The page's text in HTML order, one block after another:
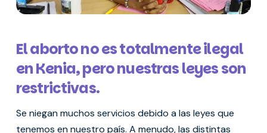
El aborto no es totalmente ilegal
en Kenia, pero nuestras leyes son
restrictivas.
Se niegan muchos servicios debido a las leyes que
tenemos en nuestro país. A menudo, las distintas